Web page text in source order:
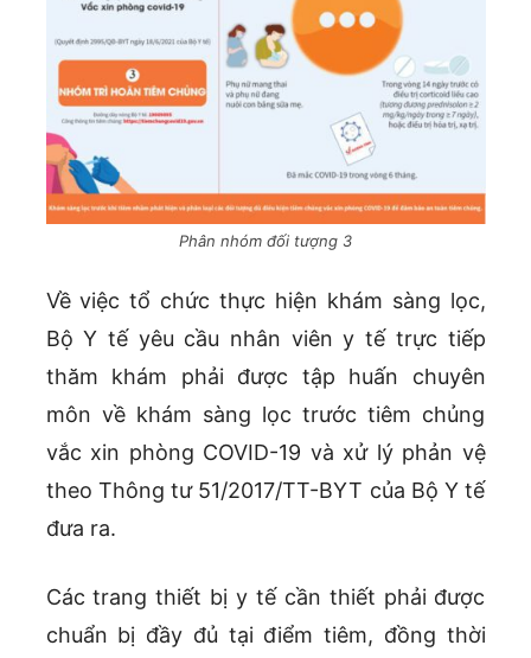
Phân nhóm đối tượng 3
Về việc tổ chức thực hiện khám sàng lọc,
Bộ Y tế yêu cầu nhân viên y tế trực tiếp
thăm khám phải được tập huấn chuyên
môn về khám sàng lọc trước tiêm chủng
vắc xin phòng COVID-19 và xử lý phản vệ
theo Thông tư 51/2017/TT-BYT của Bộ Y tế
đưa ra.
Các trang thiết bị y tế cần thiết phải được
chuẩn bị đầy đủ tại điểm tiêm, đồng thời